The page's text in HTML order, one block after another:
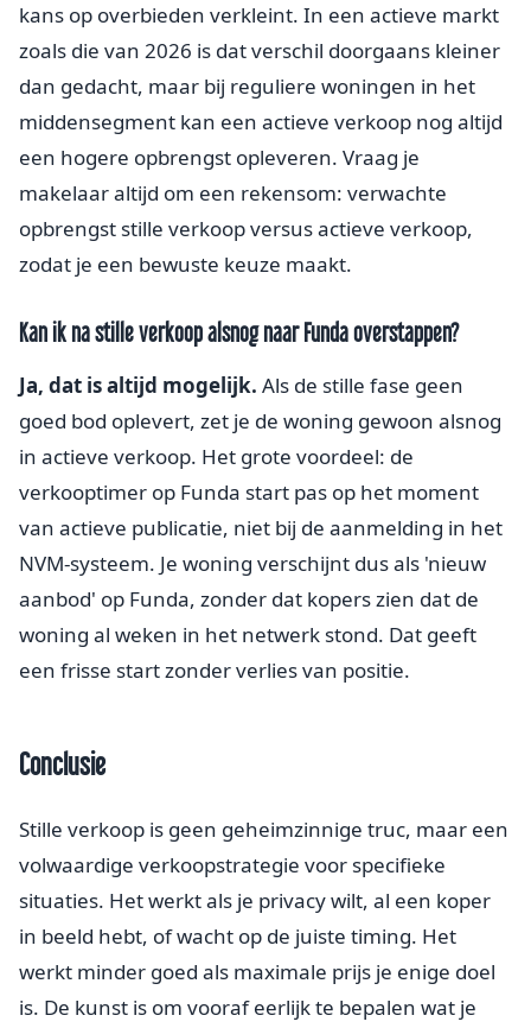
kans op overbieden verkleint. In een actieve markt
zoals die van 2026 is dat verschil doorgaans kleiner
dan gedacht, maar bij reguliere woningen in het
middensegment kan een actieve verkoop nog altijd
een hogere opbrengst opleveren. Vraag je
makelaar altijd om een rekensom: verwachte
opbrengst stille verkoop versus actieve verkoop,
zodat je een bewuste keuze maakt.
Kan ik na stille verkoop alsnog naar Funda overstappen?
Ja, dat is altijd mogelijk. Als de stille fase geen
goed bod oplevert, zet je de woning gewoon alsnog
in actieve verkoop. Het grote voordeel: de
verkooptimer op Funda start pas op het moment
van actieve publicatie, niet bij de aanmelding in het
NVM-systeem. Je woning verschijnt dus als 'nieuw
aanbod' op Funda, zonder dat kopers zien dat de
woning al weken in het netwerk stond. Dat geeft
een frisse start zonder verlies van positie.
Conclusie
Stille verkoop is geen geheimzinnige truc, maar een
volwaardige verkoopstrategie voor specifieke
situaties. Het werkt als je privacy wilt, al een koper
in beeld hebt, of wacht op de juiste timing. Het
werkt minder goed als maximale prijs je enige doel
is. De kunst is om vooraf eerlijk te bepalen wat je